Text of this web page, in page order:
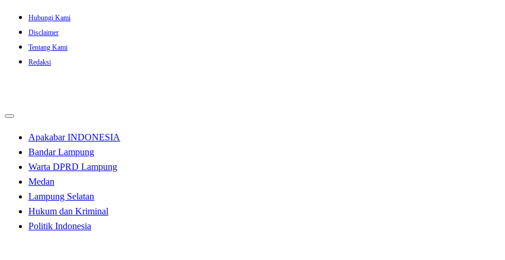
Skip
content
Hubungi Kami
Disclaimer
Tentang Kami
Redaksi
Apakabar INDONESIA
Bandar Lampung
Warta DPRD Lampung
Medan
Lampung Selatan
Hukum dan Kriminal
Politik Indonesia